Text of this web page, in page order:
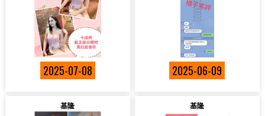
2025-07-08 2025-06-09
基隆 基隆